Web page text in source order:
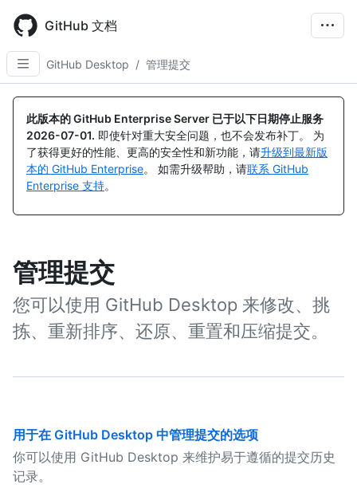
main
content
GitHub 文档
GitHub Desktop / 管理提交
此版本的 GitHub Enterprise Server 已于以下日期停止服务
2026-07-01. 即使针对重大安全问题，也不会发布补丁。 为
了获得更好的性能、更高的安全性和新功能，请升级到最新版
本的 GitHub Enterprise。 如需升级帮助，请联系 GitHub
Enterprise 支持。
管理提交
您可以使用 GitHub Desktop 来修改、挑
拣、重新排序、还原、重置和压缩提交。
用于在 GitHub Desktop 中管理提交的选项
你可以使用 GitHub Desktop 来维护易于遵循的提交历史
记录。